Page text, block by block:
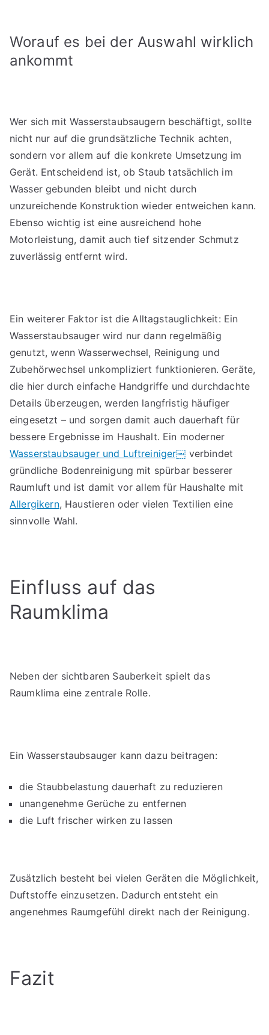
Worauf es bei der Auswahl wirklich
ankommt
Wer sich mit Wasserstaubsaugern beschäftigt, sollte
nicht nur auf die grundsätzliche Technik achten,
sondern vor allem auf die konkrete Umsetzung im
Gerät. Entscheidend ist, ob Staub tatsächlich im
Wasser gebunden bleibt und nicht durch
unzureichende Konstruktion wieder entweichen kann.
Ebenso wichtig ist eine ausreichend hohe
Motorleistung, damit auch tief sitzender Schmutz
zuverlässig entfernt wird.
Ein weiterer Faktor ist die Alltagstauglichkeit: Ein
Wasserstaubsauger wird nur dann regelmäßig
genutzt, wenn Wasserwechsel, Reinigung und
Zubehörwechsel unkompliziert funktionieren. Geräte,
die hier durch einfache Handgriffe und durchdachte
Details überzeugen, werden langfristig häufiger
eingesetzt – und sorgen damit auch dauerhaft für
bessere Ergebnisse im Haushalt. Ein moderner
Wasserstaubsauger und Luftreiniger￼ verbindet
gründliche Bodenreinigung mit spürbar besserer
Raumluft und ist damit vor allem für Haushalte mit
Allergikern, Haustieren oder vielen Textilien eine
sinnvolle Wahl.
Einfluss auf das
Raumklima
Neben der sichtbaren Sauberkeit spielt das
Raumklima eine zentrale Rolle.
Ein Wasserstaubsauger kann dazu beitragen:
die Staubbelastung dauerhaft zu reduzieren
unangenehme Gerüche zu entfernen
die Luft frischer wirken zu lassen
Zusätzlich besteht bei vielen Geräten die Möglichkeit,
Duftstoffe einzusetzen. Dadurch entsteht ein
angenehmes Raumgefühl direkt nach der Reinigung.
Fazit